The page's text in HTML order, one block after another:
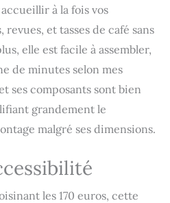
une table basse
boissons ou
d'autres
nécessités, ou une
fonction de
rangement, cette
table a tout pour
plaire. Ses deux
sont en MDF
massif et deux
étagères de
à la fois vos
revues, et tasses de café sans
elle est facile à assembler,
de minutes selon mes
ses composants sont bien
grandement le
malgré ses dimensions.
les 170 euros, cette